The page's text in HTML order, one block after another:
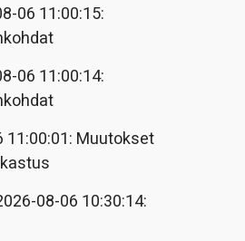
06 11:00:15:
06 11:00:14:
11:00:01: Muutokset
08-06 10:30:14: